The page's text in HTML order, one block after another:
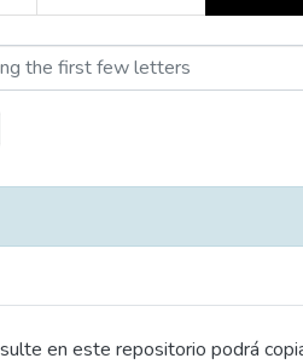
(trabajo de
en este repositorio podrá